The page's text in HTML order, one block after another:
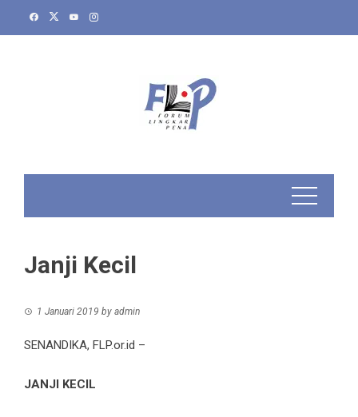
Janji Kecil
1 Januari 2019 by admin
SENANDIKA, FLP.or.id –
JANJI KECIL